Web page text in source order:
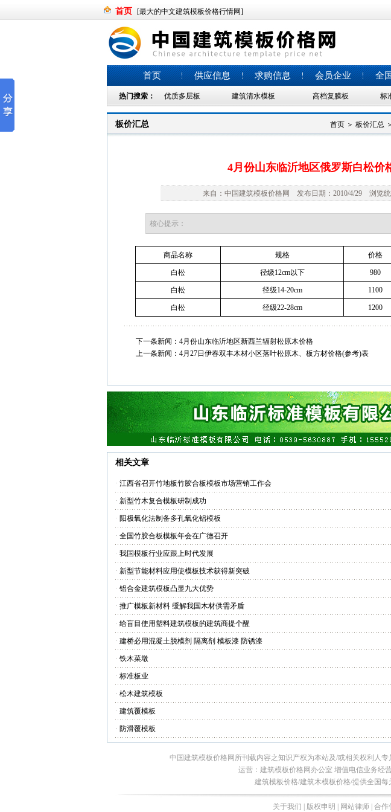
首页 [最大的中文建筑模板价格行情网]
首页 供应信息 求购信息 会员企业 全
热门搜索： 优质多层板 建筑清水模板 高档复膜板 标
板价汇总 首页 ＞ 板价汇总 ＞
4月份山东临沂地区俄罗斯白松价
来自：中国建筑模板价格网 发布日期：2010/4/29 浏览统
核心提示：
商品名称 规格 价格
白松 径级12cm以下 980
白松 径级14-20cm 1100
白松 径级22-28cm 1200
下一条新闻： 4月份山东临沂地区新西兰辐射松原木价格
上一条新闻： 4月27日伊春双丰木材小区落叶松原木、板方材价格(参考)表
相关文章
· 江西省召开竹地板竹胶合板模板市场营销工作会
· 新型竹木复合模板研制成功
· 阳极氧化法制备多孔氧化铝模板
· 全国竹胶合板模板年会在广德召开
· 我国模板行业应跟上时代发展
· 新型节能材料应用使模板技术获得新突破
· 铝合金建筑模板凸显九大优势
· 推广模板新材料 缓解我国木材供需矛盾
· 给盲目使用塑料建筑模板的建筑商提个醒
· 建桥必用混凝土脱模剂 隔离剂 模板漆 防锈漆
· 铁木菜墩
· 标准板业
· 松木建筑模板
· 建筑覆模板
· 防滑覆模板
中国建筑模板价格网所刊载内容之知识产权为本站及/或相关权利人
运营：建筑模板价格网办公室 增值电信业务经
建筑模板价格/建筑木模板价格/提供全国每
关于我们 | 版权申明 | 网站律师 | 合